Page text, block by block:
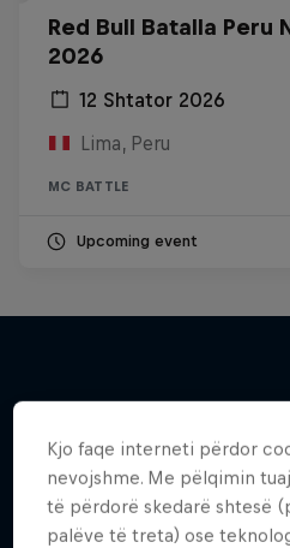
Red Bull Batalla Peru
2026
12 Shtator 2026
Lima, Peru
MC BATTLE
Upcoming event
Kjo faqe interneti përdor
nevojshme. Me pëlqimin
të përdorë skedarë shtesë
palëve të treta) ose